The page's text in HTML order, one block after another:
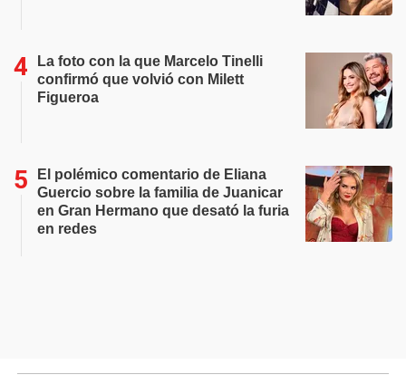
La foto con la que Marcelo Tinelli
confirmó que volvió con Milett
Figueroa
El polémico comentario de Eliana
Guercio sobre la familia de Juanicar
en Gran Hermano que desató la furia
en redes